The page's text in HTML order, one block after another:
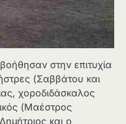
στην επιτυχία
(Σαββάτου και
χοροδιδάσκαλος
(Μαέστρος
και ο